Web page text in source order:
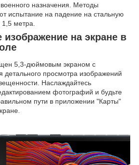
назначения. Методы
испытание на падение на стальную
метра.
изображение на экране в
5,3-дюймовым экраном с
детального просмотра изображений
Наслаждайтесь
фотографий и будьте
пути в приложении "Карты"